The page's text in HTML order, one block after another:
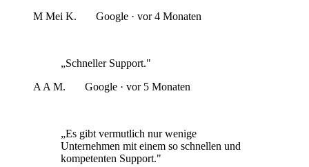
M Mei K. Google · vor 4 Monaten
„Schneller Support."
A A M. Google · vor 5 Monaten
„Es gibt vermutlich nur wenige
Unternehmen mit einem so schnellen und
kompetenten Support."